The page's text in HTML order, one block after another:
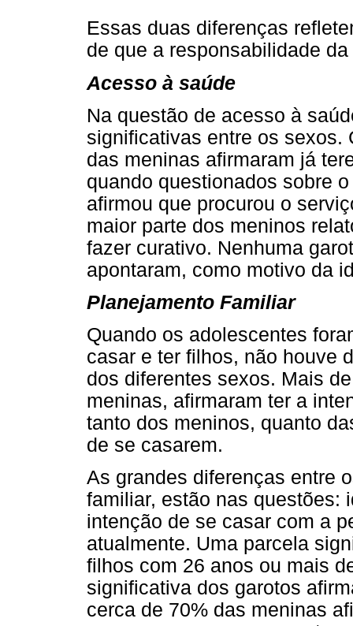
Essas duas diferenças
de que a responsabilidade
Acesso à saúde
Na questão de acesso à
significativas entre os sexos.
das meninas afirmaram já
quando questionados sobre
afirmou que procurou o
maior parte dos meninos
fazer curativo. Nenhuma
apontaram, como motivo da
Planejamento Familiar
Quando os adolescentes
casar e ter filhos, não houve
dos diferentes sexos. Mais
meninas, afirmaram ter a
tanto dos meninos, quanto
de se casarem.
As grandes diferenças entre
familiar, estão nas questões:
intenção de se casar com a
atualmente. Uma parcela
filhos com 26 anos ou mais
significativa dos garotos
cerca de 70% das meninas